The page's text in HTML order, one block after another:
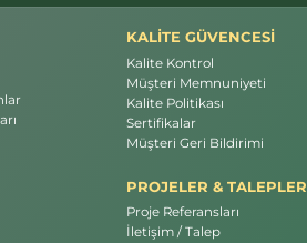
KALİTE GÜVENCESİ
Kalite Kontrol
Müşteri Memnuniyeti
Kalite Politikası
Sertifikalar
Müşteri Geri Bildirimi
PROJELER & TALEPLER
Proje Referansları
İletişim / Talep